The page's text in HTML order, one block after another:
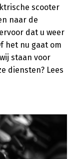
scooter
naar de
dat u weer
het nu gaat om
staan voor
diensten? Lees